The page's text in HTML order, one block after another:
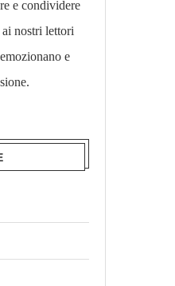
e condividere
nostri lettori
e